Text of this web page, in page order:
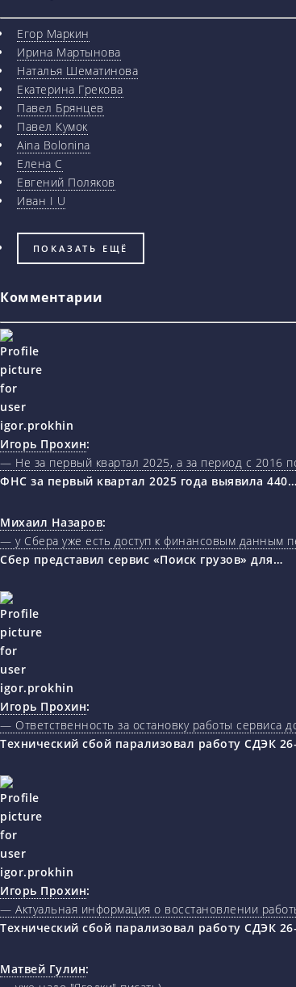
Егор Маркин
Ирина Мартынова
Наталья Шематинова
Екатерина Грекова
Павел Брянцев
Павел Кумок
Aina Bolonina
Елена С
Евгений Поляков
Иван I U
ПОКАЗАТЬ ЕЩЁ
Комментарии
Игорь Прохин:
— Не за первый квартал 2025, а за период с 2016
ФНС за первый квартал 2025 года выявила 440…
Михаил Назаров:
— у Сбера уже есть доступ к финансовым данным
Сбер представил сервис «Поиск грузов» для…
Игорь Прохин:
— Ответственность за остановку работы сервиса
Технический сбой парализовал работу СДЭК
Игорь Прохин:
— Актуальная информация о восстановлении
Технический сбой парализовал работу СДЭК
Матвей Гулин: